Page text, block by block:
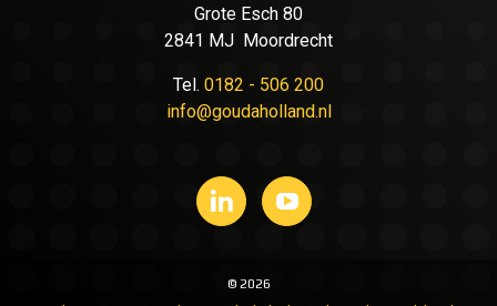
Grote Esch 80
2841 MJ Moordrecht
Tel. 0182 - 506 200
info@goudaholland.nl
© 2026